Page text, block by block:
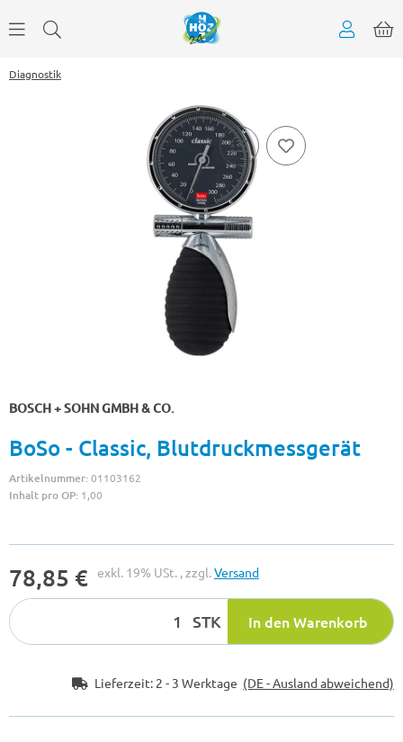
Diagnostik
BOSCH + SOHN GMBH & CO.
BoSo - Classic, Blutdruckmessgerät
Artikelnummer:01103162
Inhalt pro OP: 1,00
78,85 € exkl. 19% USt. , zzgl.Versand
STK In den Warenkorb
Lieferzeit: 2 - 3 Werktage (DE - Ausland abweichend)